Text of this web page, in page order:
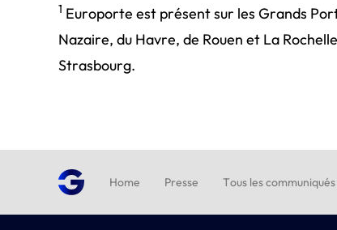
1 Europorte est présent sur les Grands
Nazaire, du Havre, de Rouen et La
Strasbourg.
Home Presse Tous les